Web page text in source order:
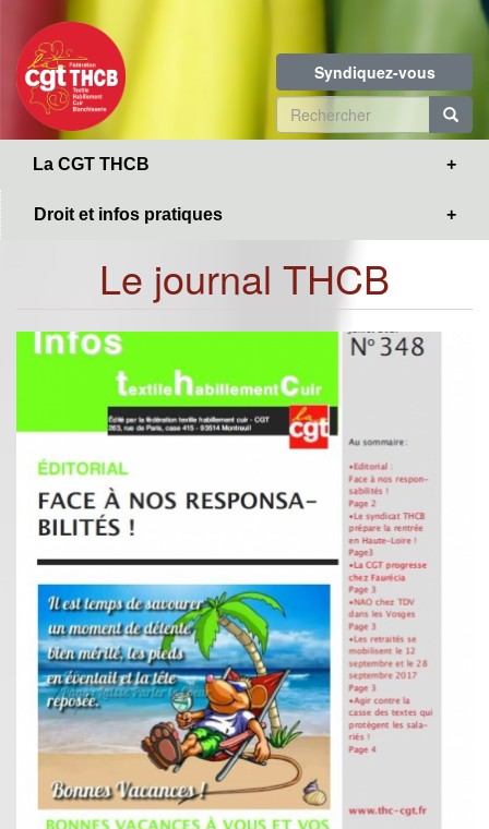
contenu
principal
Syndiquez-vous
Formulaire
de
La CGT THCB
Droit et infos pratiques
Le journal THCB